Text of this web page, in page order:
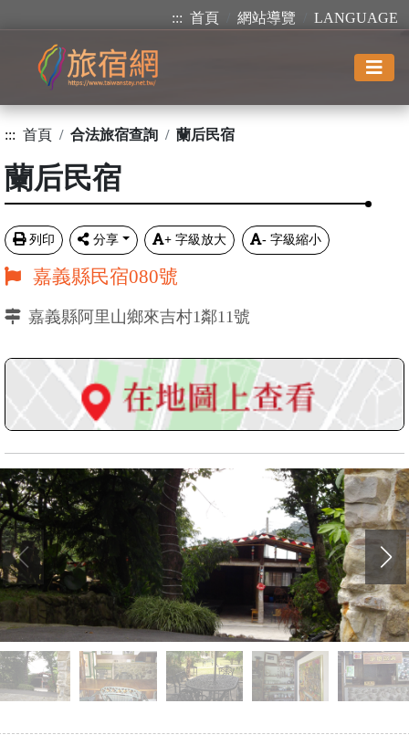
::: 首頁 網站導覽 LANGUAGE
::: 首頁 合法旅宿查詢 蘭后民宿
蘭后民宿
列印 分享 + 字級放大 - 字級縮小
嘉義縣民宿080號
嘉義縣阿里山鄉來吉村1鄰11號